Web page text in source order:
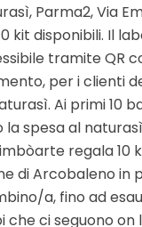
Parma2, Via
kit disponibili. Il
tramite QR
per i clienti
Ai primi 10
la spesa al
regala 10
di Arcobaleno in
a, fino ad
che ci seguono on